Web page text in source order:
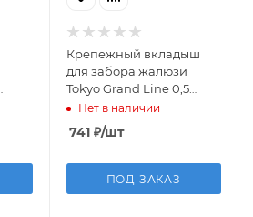
Крепежный вкладыш
для забора жалюзи
Tokyo Grand Line 0,5
Satin RAL 7024 мокрый
асфальт (2м)
Нет в наличии
741₽/шт
ПОД ЗАКАЗ